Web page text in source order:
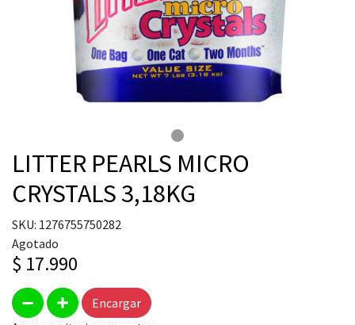
LITTER PEARLS MICRO
CRYSTALS 3,18KG
SKU: 1276755750282
Agotado
$ 17.990
Encargar